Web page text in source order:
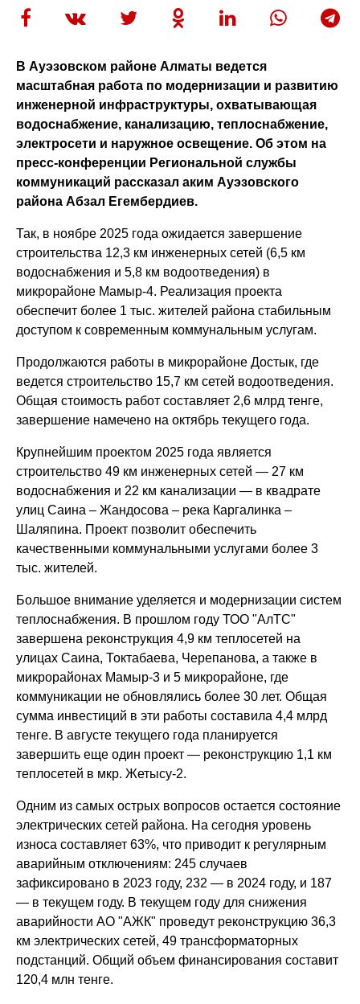
В Ауэзовском районе Алматы ведется
масштабная работа по модернизации и развитию
инженерной инфраструктуры, охватывающая
водоснабжение, канализацию, теплоснабжение,
электросети и наружное освещение. Об этом на
пресс-конференции Региональной службы
коммуникаций рассказал аким Ауэзовского
района Абзал Егембердиев.
Так, в ноябре 2025 года ожидается завершение
строительства 12,3 км инженерных сетей (6,5 км
водоснабжения и 5,8 км водоотведения) в
микрорайоне Мамыр-4. Реализация проекта
обеспечит более 1 тыс. жителей района стабильным
доступом к современным коммунальным услугам.
Продолжаются работы в микрорайоне Достык, где
ведется строительство 15,7 км сетей водоотведения.
Общая стоимость работ составляет 2,6 млрд тенге,
завершение намечено на октябрь текущего года.
Крупнейшим проектом 2025 года является
строительство 49 км инженерных сетей — 27 км
водоснабжения и 22 км канализации — в квадрате
улиц Саина – Жандосова – река Каргалинка –
Шаляпина. Проект позволит обеспечить
качественными коммунальными услугами более 3
тыс. жителей.
Большое внимание уделяется и модернизации систем
теплоснабжения. В прошлом году ТОО "АлТС"
завершена реконструкция 4,9 км теплосетей на
улицах Саина, Токтабаева, Черепанова, а также в
микрорайонах Мамыр-3 и 5 микрорайоне, где
коммуникации не обновлялись более 30 лет. Общая
сумма инвестиций в эти работы составила 4,4 млрд
тенге. В августе текущего года планируется
завершить еще один проект — реконструкцию 1,1 км
теплосетей в мкр. Жетысу-2.
Одним из самых острых вопросов остается состояние
электрических сетей района. На сегодня уровень
износа составляет 63%, что приводит к регулярным
аварийным отключениям: 245 случаев
зафиксировано в 2023 году, 232 — в 2024 году, и 187
— в текущем году. В текущем году для снижения
аварийности АО "АЖК" проведут реконструкцию 36,3
км электрических сетей, 49 трансформаторных
подстанций. Общий объем финансирования составит
120,4 млн тенге.